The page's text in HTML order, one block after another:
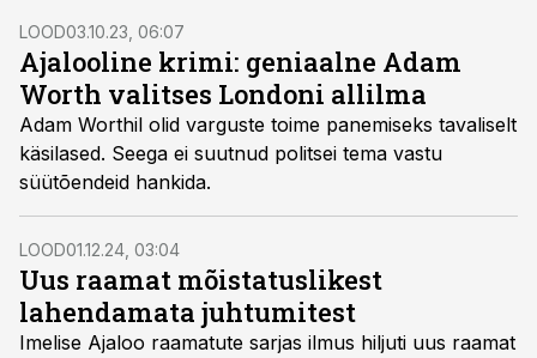
LOOD03.10.23, 06:07
Ajalooline krimi: geniaalne Adam
Worth valitses Londoni allilma
Adam Worthil olid varguste toime panemiseks tavaliselt
käsilased. Seega ei suutnud politsei tema vastu
süütõendeid hankida.
LOOD01.12.24, 03:04
Uus raamat mõistatuslikest
lahendamata juhtumitest
Imelise Ajaloo raamatute sarjas ilmus hiljuti uus raamat